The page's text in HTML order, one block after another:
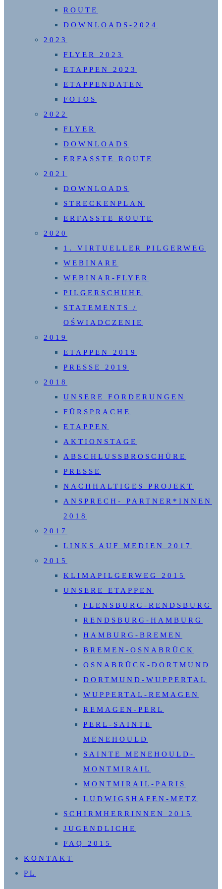
ROUTE
DOWNLOADS-2024
2023
FLYER 2023
ETAPPEN 2023
ETAPPENDATEN
FOTOS
2022
FLYER
DOWNLOADS
ERFASSTE ROUTE
2021
DOWNLOADS
STRECKENPLAN
ERFASSTE ROUTE
2020
1. VIRTUELLER PILGERWEG
WEBINARE
WEBINAR-FLYER
PILGERSCHUHE
STATEMENTS /
OŚWIADCZENIE
2019
ETAPPEN 2019
PRESSE 2019
2018
UNSERE FORDERUNGEN
FÜRSPRACHE
ETAPPEN
AKTIONSTAGE
ABSCHLUSSBROSCHÜRE
PRESSE
NACHHALTIGES PROJEKT
ANSPRECH- PARTNER*INNEN
2018
2017
LINKS AUF MEDIEN 2017
2015
KLIMAPILGERWEG 2015
UNSERE ETAPPEN
FLENSBURG-RENDSBURG
RENDSBURG-HAMBURG
HAMBURG-BREMEN
BREMEN-OSNABRÜCK
OSNABRÜCK-DORTMUND
DORTMUND-WUPPERTAL
WUPPERTAL-REMAGEN
REMAGEN-PERL
PERL-SAINTE
MENEHOULD
SAINTE MENEHOULD-
MONTMIRAIL
MONTMIRAIL-PARIS
LUDWIGSHAFEN-METZ
SCHIRMHERRINNEN 2015
JUGENDLICHE
FAQ 2015
KONTAKT
PL